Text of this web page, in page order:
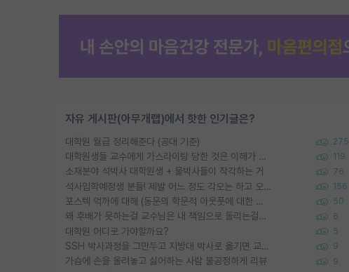
자유 게시판(아무개랩)에서 핫한 인기글은?
대학원 월급 정리해준다 (공대 기준) 275
대학원생들 교수에게 가스라이팅 당한 것은 이해가 갑니다. 안타깝네요. 119
소재분야 석박사 대학원생 + 물박사들이 착각하는 거 76
석사입학예정생 분들! 제발 어느 정도 각오는 하고 오세요. 156
포스텍 억까에 대해 (동문의 학문적 아웃풋에 대한 반박) 50
왜 후배가 못하는걸 교수님은 내 책임으로 돌리는걸까요? 6
대학원 어디로 가야할까요? 5
SSH 박사과정을 그만두고 지방대 박사로 옮기면 교수의 꿈은 끝일까요? 9
가슴에 손을 올려놓고 싫어하는 사람 불공정하게 리뷰 9